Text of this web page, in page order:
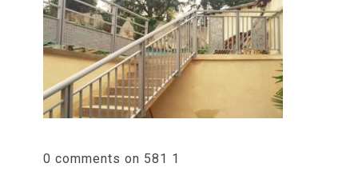
0 comments on 581 1